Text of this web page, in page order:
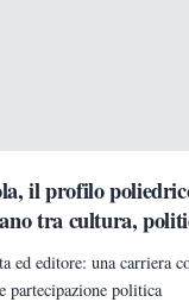
il profilo
tra cultura,
ed editore: una carriera
partecipazione politica